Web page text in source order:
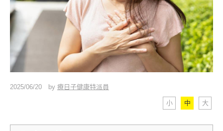
2025/06/20 by 療日子健康特派員
小 中 大